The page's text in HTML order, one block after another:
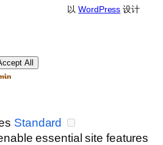
以WordPress 设计
All
Standard
essential site features